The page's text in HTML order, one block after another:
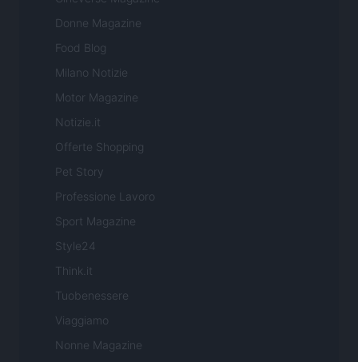
Donne Magazine
Food Blog
Milano Notizie
Motor Magazine
Notizie.it
Offerte Shopping
Pet Story
Professione Lavoro
Sport Magazine
Style24
Think.it
Tuobenessere
Viaggiamo
Nonne Magazine